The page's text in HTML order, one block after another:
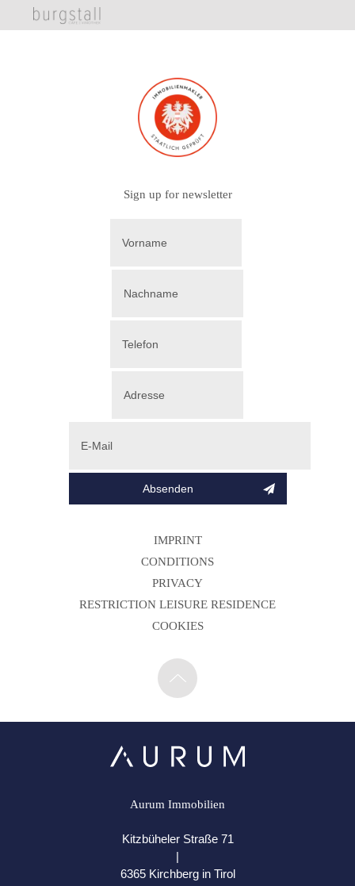
Sign up for newsletter
IMPRINT
CONDITIONS
PRIVACY
RESTRICTION LEISURE RESIDENCE
COOKIES
Aurum Immobilien
Kitzbüheler Straße 71
6365 Kirchberg in Tirol